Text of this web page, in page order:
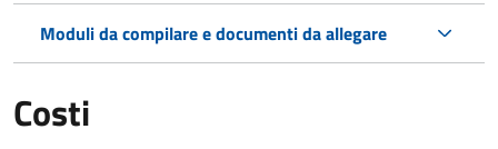
Moduli da compilare e documenti da allegare
Costi